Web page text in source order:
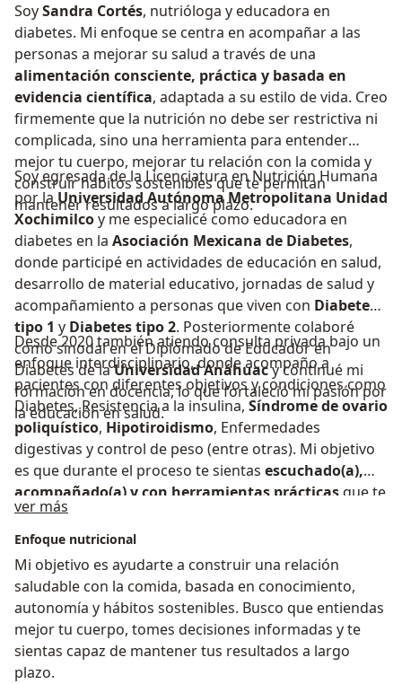
SoySandra Cortés, nutrióloga y educadora en
diabetes. Mi enfoque se centra en acompañar a las
personas a mejorar su salud a través de una
alimentación consciente, práctica y basada en
evidencia científica, adaptada a su estilo de vida. Creo
firmemente que la nutrición no debe ser restrictiva ni
complicada, sino una herramienta para entender
mejor tu cuerpo, mejorar tu relación con la comida y
construir hábitos sostenibles que te permitan
mantener resultados a largo plazo.
Soy egresada de la Licenciatura en Nutrición Humana
por laUniversidad Autónoma Metropolitana Unidad
Xochimilcoy me especialicé como educadora en
diabetes en la Asociación Mexicana de Diabetes,
donde participé en actividades de educación en salud,
desarrollo de material educativo, jornadas de salud y
acompañamiento a personas que viven con Diabetes
tipo 1 y Diabetes tipo 2. Posteriormente colaboré
como sinodal en el Diplomado de Educador en
Diabetes de laUniversidad Anáhuacy continué mi
formación en docencia, lo que fortaleció mi pasión por
la educación en salud.
Desde 2020 también atiendo consulta privada bajo un
enfoque interdisciplinario, donde acompaño a
pacientes con diferentes objetivos y condiciones como
Diabetes, Resistencia a la insulina, Síndrome de ovario
poliquístico, Hipotiroidismo, Enfermedades
digestivas y control de peso (entre otras). Mi objetivo
es que durante el proceso te sientas escuchado(a),
acompañado(a) y con herramientas prácticasque te
permitan tomar decisiones informadas sobre tu
alimentación y tu salud, demostrando que
saludable puede ser sencillo, sostenible y
compatible con tu vida diaria.
ver más
Enfoque nutricional
Mi objetivo es ayudarte a construir una relación
saludable con la comida, basada en conocimiento,
autonomía y hábitos sostenibles. Busco que entiendas
mejor tu cuerpo, tomes decisiones informadas y te
sientas capaz de mantener tus resultados a largo
plazo.